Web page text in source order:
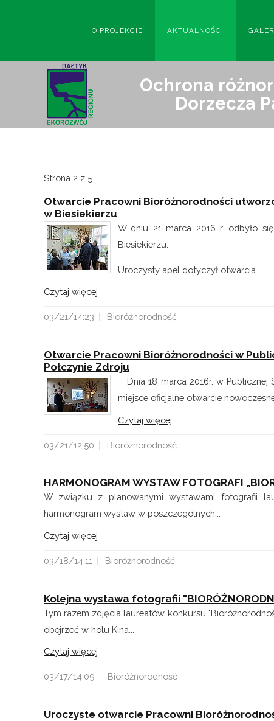
O PROJEKCIE AKTUALNOŚCI
Ochrona
Dorzecza
Strona 2 z 5.
Otwarcie Pracowni Bioróżnorodności
w Biesiekierzu
W dniu 21 marca 2016 r. odbyło
Biesiekierzu.
Uroczysty apel dotyczył otwarcia...
Czytaj więcej
03/21/14:23 Bioróżnorodność
Otwarcie Pracowni Bioróżnorodności w
Połczynie Zdroju
Dnia 18 marca 2016r. w Publicznej
miejsce oficjalne otwarcie
Czytaj więcej
03/21/12:50 Bioróżnorodność
HARMONOGRAM WYSTAW FOTOGRAFI
W związku z planowanymi wystawami fotografii
harmonogram wystaw w poszczególnych...
Czytaj więcej
03/18/14:11 Bioróżnorodność
Kolejna wystawa fotografii
Tym razem zdjęcia laureatów konkursu
obejrzeć w holu Kina...
Czytaj więcej
03/17/14:09 Bioróżnorodność
Uroczyste otwarcie Pracowni